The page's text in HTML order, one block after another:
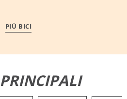
PIÙ BICI
PRINCIPALI